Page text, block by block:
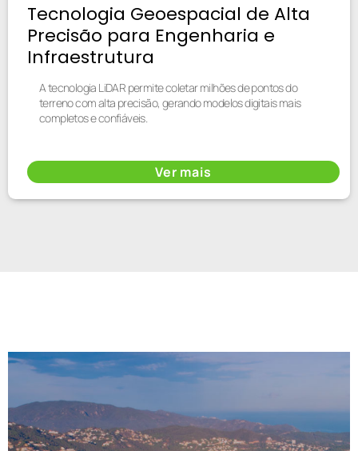
Tecnologia Geoespacial de Alta
Precisão para Engenharia e
Infraestrutura
A tecnologia LiDAR permite coletar milhões de pontos do
terreno com alta precisão, gerando modelos digitais mais
completos e confiáveis.
Ver mais